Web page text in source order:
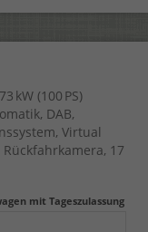
kW (100 PS)
DAB,
Virtual
17
mit Tageszulassung